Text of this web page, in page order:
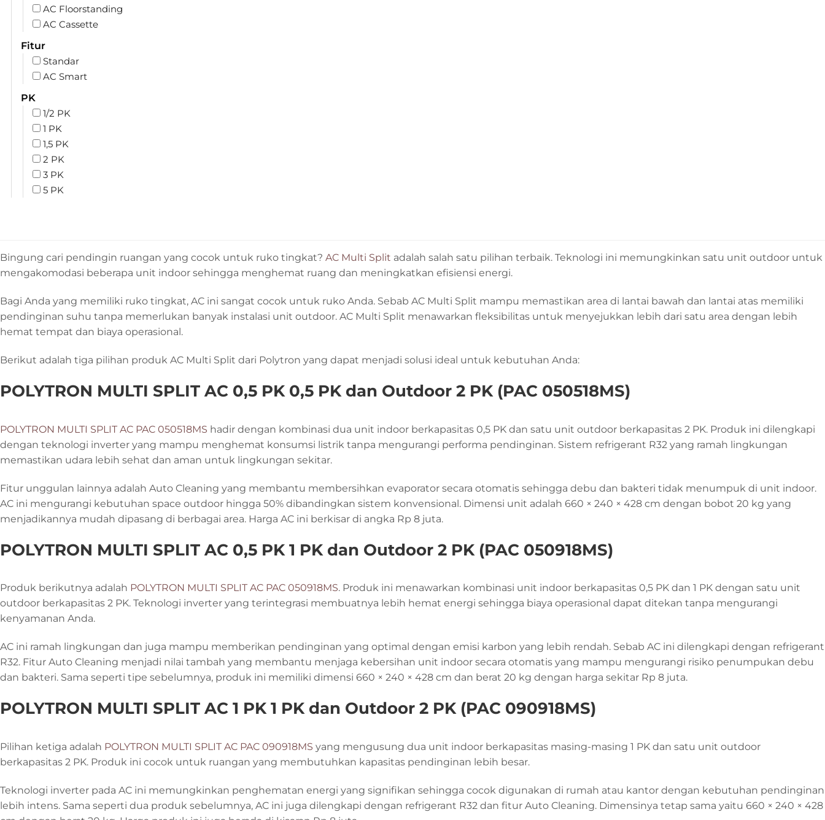
AC Floorstanding
AC Cassette
Fitur
Standar
AC Smart
PK
1/2 PK
1 PK
1,5 PK
2 PK
3 PK
5 PK
Bingung cari pendingin ruangan yang cocok untuk ruko tingkat? AC Multi Split adalah salah satu pilihan terbaik. Teknologi ini memungkinkan satu unit outdoor untuk
mengakomodasi beberapa unit indoor sehingga menghemat ruang dan meningkatkan efisiensi energi.
Bagi Anda yang memiliki ruko tingkat, AC ini sangat cocok untuk ruko Anda. Sebab AC Multi Split mampu memastikan area di lantai bawah dan lantai atas memiliki
pendinginan suhu tanpa memerlukan banyak instalasi unit outdoor. AC Multi Split menawarkan fleksibilitas untuk menyejukkan lebih dari satu area dengan lebih
hemat tempat dan biaya operasional.
Berikut adalah tiga pilihan produk AC Multi Split dari Polytron yang dapat menjadi solusi ideal untuk kebutuhan Anda:
POLYTRON MULTI SPLIT AC 0,5 PK 0,5 PK dan Outdoor 2 PK (PAC 050518MS)
POLYTRON MULTI SPLIT AC PAC 050518MS hadir dengan kombinasi dua unit indoor berkapasitas 0,5 PK dan satu unit outdoor berkapasitas 2 PK. Produk ini dilengkapi
dengan teknologi inverter yang mampu menghemat konsumsi listrik tanpa mengurangi performa pendinginan. Sistem refrigerant R32 yang ramah lingkungan
memastikan udara lebih sehat dan aman untuk lingkungan sekitar.
Fitur unggulan lainnya adalah Auto Cleaning yang membantu membersihkan evaporator secara otomatis sehingga debu dan bakteri tidak menumpuk di unit indoor.
AC ini mengurangi kebutuhan space outdoor hingga 50% dibandingkan sistem konvensional. Dimensi unit adalah 660 × 240 × 428 cm dengan bobot 20 kg yang
menjadikannya mudah dipasang di berbagai area. Harga AC ini berkisar di angka Rp 8 juta.
POLYTRON MULTI SPLIT AC 0,5 PK 1 PK dan Outdoor 2 PK (PAC 050918MS)
Produk berikutnya adalah POLYTRON MULTI SPLIT AC PAC 050918MS. Produk ini menawarkan kombinasi unit indoor berkapasitas 0,5 PK dan 1 PK dengan satu unit
outdoor berkapasitas 2 PK. Teknologi inverter yang terintegrasi membuatnya lebih hemat energi sehingga biaya operasional dapat ditekan tanpa mengurangi
kenyamanan Anda.
AC ini ramah lingkungan dan juga mampu memberikan pendinginan yang optimal dengan emisi karbon yang lebih rendah. Sebab AC ini dilengkapi dengan refrigerant
R32. Fitur Auto Cleaning menjadi nilai tambah yang membantu menjaga kebersihan unit indoor secara otomatis yang mampu mengurangi risiko penumpukan debu
dan bakteri. Sama seperti tipe sebelumnya, produk ini memiliki dimensi 660 × 240 × 428 cm dan berat 20 kg dengan harga sekitar Rp 8 juta.
POLYTRON MULTI SPLIT AC 1 PK 1 PK dan Outdoor 2 PK (PAC 090918MS)
Pilihan ketiga adalah POLYTRON MULTI SPLIT AC PAC 090918MS yang mengusung dua unit indoor berkapasitas masing-masing 1 PK dan satu unit outdoor
berkapasitas 2 PK. Produk ini cocok untuk ruangan yang membutuhkan kapasitas pendinginan lebih besar.
Teknologi inverter pada AC ini memungkinkan penghematan energi yang signifikan sehingga cocok digunakan di rumah atau kantor dengan kebutuhan pendinginan
lebih intens. Sama seperti dua produk sebelumnya, AC ini juga dilengkapi dengan refrigerant R32 dan fitur Auto Cleaning. Dimensinya tetap sama yaitu 660 × 240 × 428